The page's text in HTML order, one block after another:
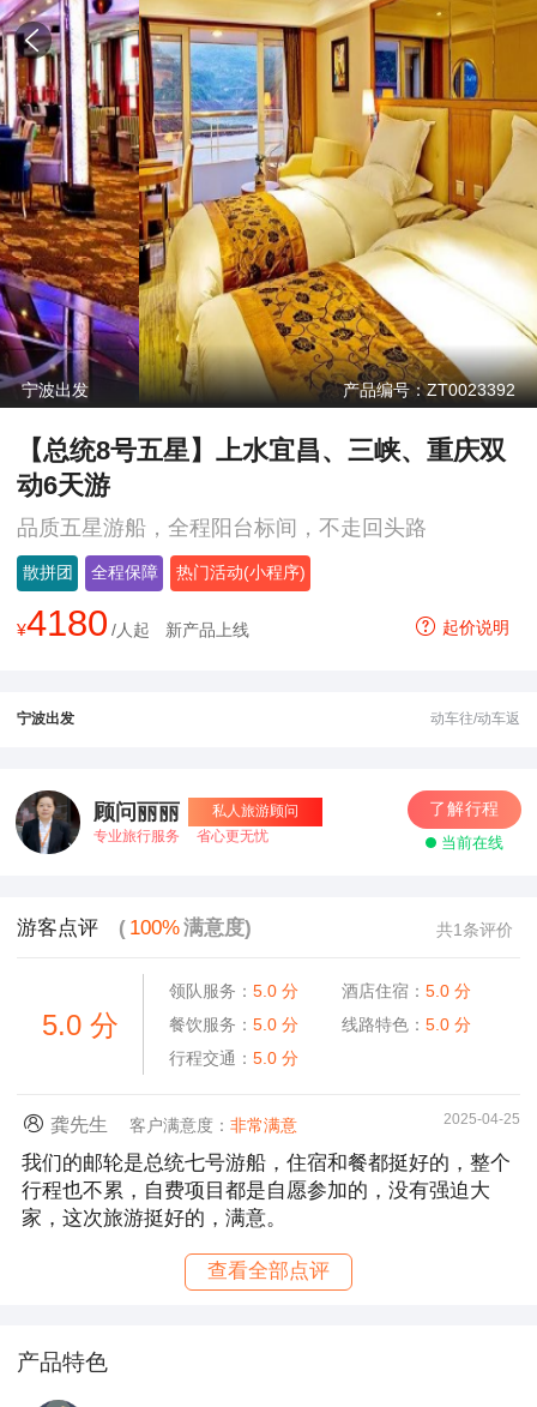
宁波出发 产品编号：ZT0023392
【总统8号五星】上水宜昌、三峡、重庆双
动6天游
品质五星游船，全程阳台标间，不走回头路
散拼团 全程保障 热门活动(小程序)
¥4180 /人起 新产品上线 起价说明
宁波出发 动车往/动车返
顾问丽丽
私人旅游顾问
专业旅行服务
省心更无忧
了解行程
当前在线
游客点评 ( 100%满意度) 共1条评价
5.0分
领队服务：5.0 分 酒店住宿：5.0 分
餐饮服务：5.0 分 线路特色：5.0 分
行程交通：5.0 分
龚先生 客户满意度：非常满意 2025-04-25
我们的邮轮是总统七号游船，住宿和餐都挺好的，整个
行程也不累，自费项目都是自愿参加的，没有强迫大
家，这次旅游挺好的，满意。
查看全部点评
产品特色